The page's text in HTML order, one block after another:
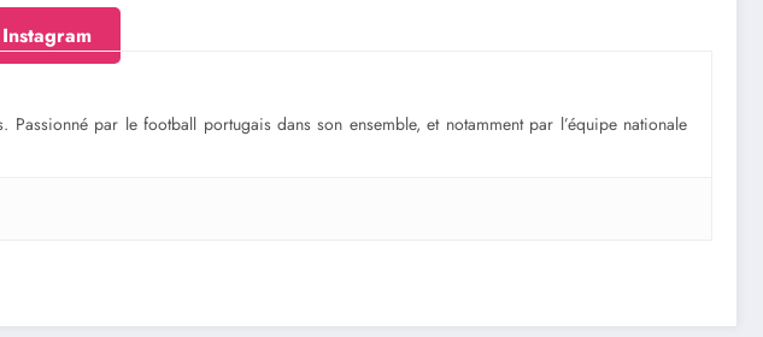
par le football portugais dans son ensemble, et notamment par l’équipe nationale